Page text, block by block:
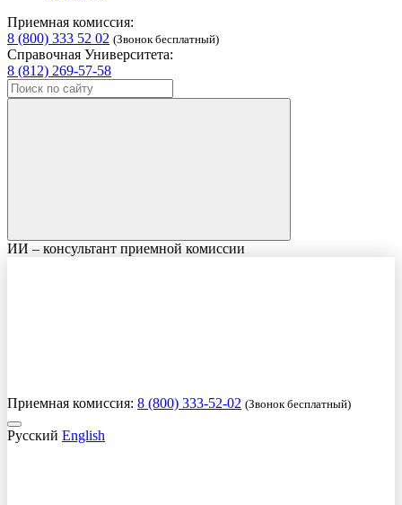
Приемная комиссия:
8 (800) 333 52 02 (Звонок бесплатный)
Справочная Университета:
8 (812) 269-57-58
ИИ – консультант приемной комиссии
Приемная комиссия: 8 (800) 333-52-02 (Звонок бесплатный)
Русский English